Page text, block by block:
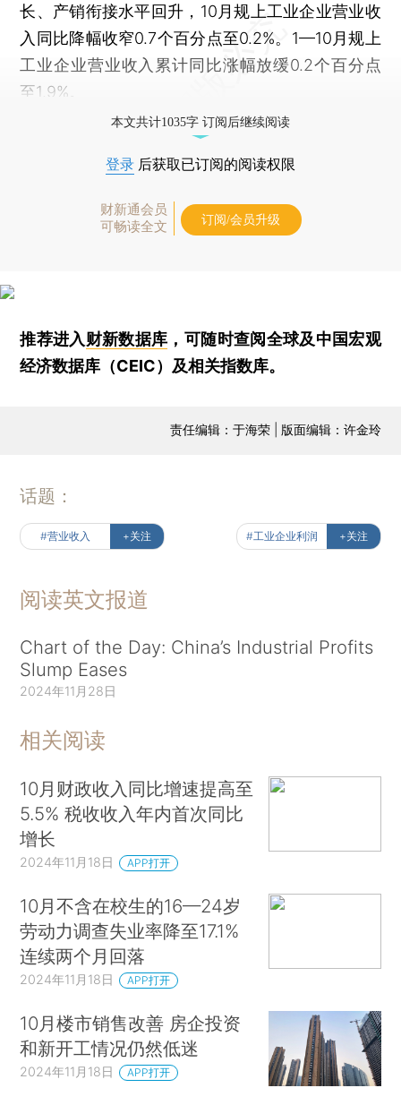
长、产销衔接水平回升，10月规上工业企业营业收
入同比降幅收窄0.7个百分点至0.2%。1—10月规上
工业企业营业收入累计同比涨幅放缓0.2个百分点
至1.9%。
本文共计1035字 订阅后继续阅读
登录 后获取已订阅的阅读权限
财新通会员
可畅读全文
订阅/会员升级
推荐进入财新数据库 ，可随时查阅全球及中国宏观
经济数据库（CEIC）及相关指数库。
责任编辑：于海荣 | 版面编辑：许金玲
话题：
#营业收入 +关注 #工业企业利润 +关注
阅读英文报道
Chart of the Day: China’s Industrial Profits
Slump Eases
2024年11月28日
相关阅读
10月财政收入同比增速提高至
5.5% 税收收入年内首次同比
增长
2024年11月18日 APP打开
10月不含在校生的16—24岁
劳动力调查失业率降至17.1%
连续两个月回落
2024年11月18日 APP打开
10月楼市销售改善 房企投资
和新开工情况仍然低迷
2024年11月18日 APP打开